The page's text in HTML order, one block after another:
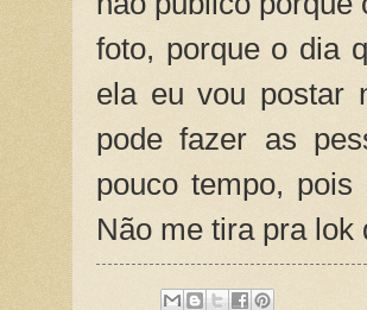
foto, porque o dia
ela eu vou postar
pode fazer as
pouco tempo,
Não me tira pra lok